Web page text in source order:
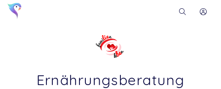
Ernährungsberatung